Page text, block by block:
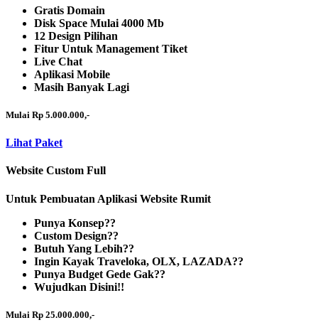
Gratis Domain
Disk Space Mulai 4000 Mb
12 Design Pilihan
Fitur Untuk Management Tiket
Live Chat
Aplikasi Mobile
Masih Banyak Lagi
Mulai Rp 5.000.000,-
Lihat Paket
Website Custom Full
Untuk Pembuatan Aplikasi Website Rumit
Punya Konsep??
Custom Design??
Butuh Yang Lebih??
Ingin Kayak Traveloka, OLX, LAZADA??
Punya Budget Gede Gak??
Wujudkan Disini!!
Mulai Rp 25.000.000,-